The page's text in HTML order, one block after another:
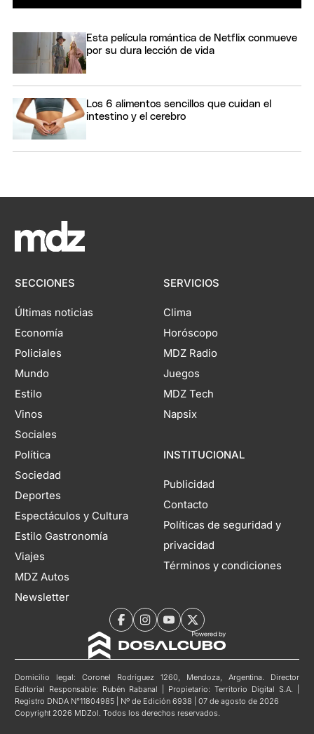
Esta película romántica de Netflix conmueve
por su dura lección de vida
Los 6 alimentos sencillos que cuidan el
intestino y el cerebro
SECCIONES
Últimas noticias
Economía
Policiales
Mundo
Estilo
Vinos
Sociales
Política
Sociedad
Deportes
Espectáculos y Cultura
Estilo Gastronomía
Viajes
MDZ Autos
Newsletter
SERVICIOS
Clima
Horóscopo
MDZ Radio
Juegos
MDZ Tech
Napsix
INSTITUCIONAL
Publicidad
Contacto
Políticas de seguridad y
privacidad
Términos y condiciones
Domicilio legal: Coronel Rodríguez 1260, Mendoza, Argentina. Director
Editorial Responsable: Rubén Rabanal | Propietario: Territorio Digital S.A. |
Registro DNDA N°11804985 | Nº de Edición 6938 | 07 de agosto de 2026
Copyright 2026 MDZol. Todos los derechos reservados.